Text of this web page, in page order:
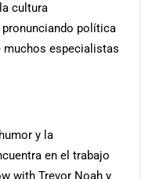
cultura
política
muchos especialistas
y la
en el trabajo